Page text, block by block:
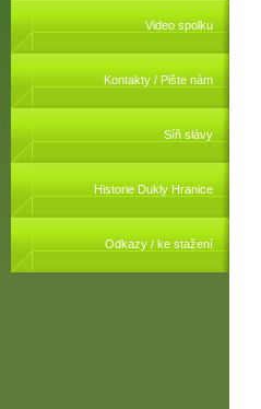
Video spolku
Kontakty / Pište nám
Síň slávy
Historie Dukly Hranice
Odkazy / ke stažení